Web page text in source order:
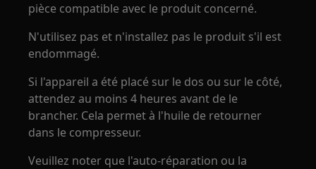
pièce compatible avec le produit concerné.
N'utilisez pas et n'installez pas le produit s'il est
endommagé.
Si l'appareil a été placé sur le dos ou sur le côté,
attendez au moins 4 heures avant de le
brancher. Cela permet à l'huile de retourner
dans le compresseur.
Veuillez noter que l'auto-réparation ou la